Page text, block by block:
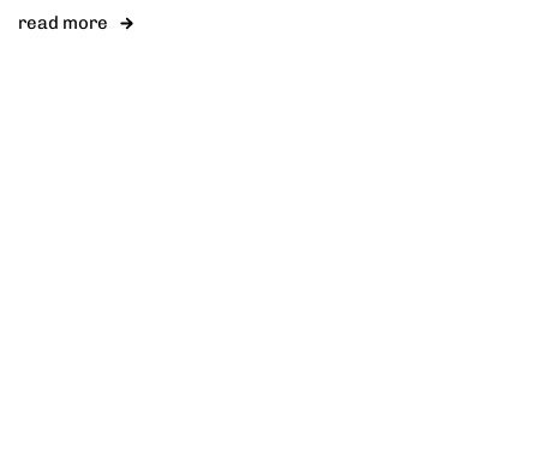
read more